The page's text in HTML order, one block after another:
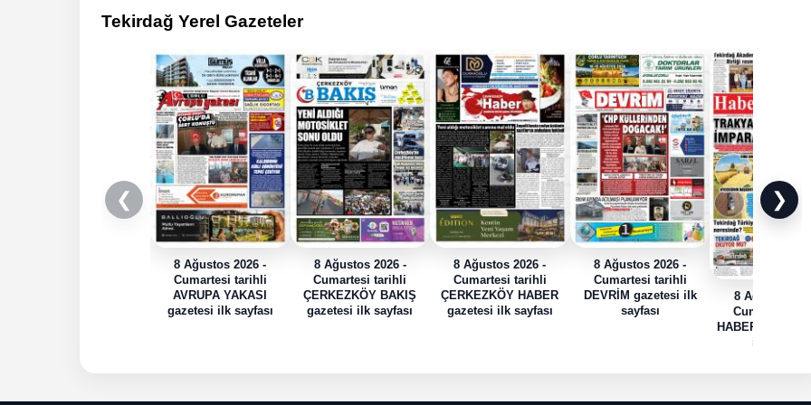
Tekirdağ Yerel Gazeteler
❮
8 Ağustos 2026 -
Cumartesi tarihli
AVRUPA YAKASI
gazetesi ilk sayfası
8 Ağustos 2026 -
Cumartesi tarihli
ÇERKEZKÖY BAKIŞ
gazetesi ilk sayfası
8 Ağustos 2026 -
Cumartesi tarihli
ÇERKEZKÖY HABER
gazetesi ilk sayfası
8 Ağustos 2026 -
Cumartesi tarihli
DEVRİM gazetesi ilk
sayfası
8 Ağustos
Cumartesi
HABER TRAK
❯